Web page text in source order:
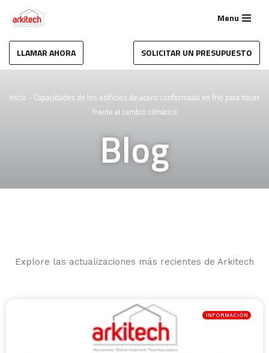
al
contenido
Menu
LLAMAR AHORA SOLICITAR UN PRESUPUESTO
Inicio - Capacidades de los edificios de acero conformado en frío para hacer
frente al cambio climático
Blog
Explore las actualizaciones más recientes de Arkitech
INFORMACIÓN